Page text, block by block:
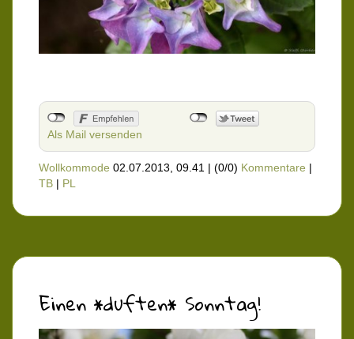
Als Mail versenden
Wollkommode 02.07.2013, 09.41 | (0/0) Kommentare |
TB | PL
Einen *duften* Sonntag!